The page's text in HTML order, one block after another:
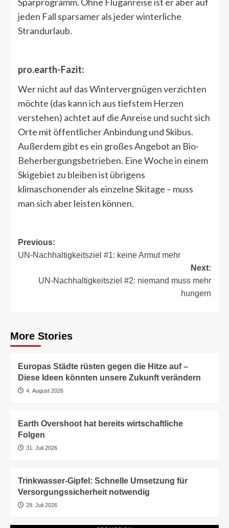
jeden Fall sparsamer als jeder winterliche
Strandurlaub.
pro.earth-Fazit:
Wer nicht auf das Wintervergnügen verzichten
möchte (das kann ich aus tiefstem Herzen
verstehen) achtet auf die Anreise und sucht sich
Orte mit öffentlicher Anbindung und Skibus.
Außerdem gibt es ein großes Angebot an Bio-
Beherbergungsbetrieben. Eine Woche in einem
Skigebiet zu bleiben ist übrigens
klimaschonender als einzelne Skitage – muss
man sich aber leisten können.
Post
navigation
Previous:
UN-Nachhaltigkeitsziel #1: keine Armut mehr
Next:
UN-Nachhaltigkeitsziel #2: niemand muss mehr
hungern
More Stories
Europas Städte rüsten gegen die Hitze auf –
Diese Ideen könnten unsere Zukunft verändern
4. August 2026
Earth Overshoot hat bereits wirtschaftliche
Folgen
31. Juli 2026
Trinkwasser-Gipfel: Schnelle Umsetzung für
Versorgungssicherheit notwendig
29. Juli 2026